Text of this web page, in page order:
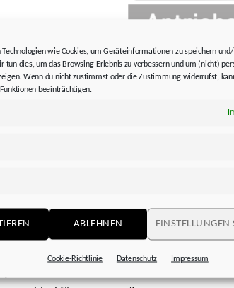
wie Cookies, um Geräteinformationen zu speichern
tun dies, um das Browsing-Erlebnis zu verbessern und um (nicht)
Wenn du nicht zustimmst oder die Zustimmung widerrufst,
beeinträchtigen.
ABLEHNEN EINSTELLUNGEN
Cookie-Richtlinie Datenschutz Impressum
erforderlich.
mit
Ein-Kabel-
unserer
Dr. Dreher
STÖBER
Metern. Weil
OCS in
HEIDENHAIN
bei der
Kontaktdaten zur
STÖBER
75177 Pforzheim
Fon: +49 7231 582-0
sales@stoeber.de
www.stoeber.de